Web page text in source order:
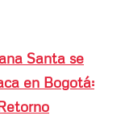
Santa se
en Bogotá: